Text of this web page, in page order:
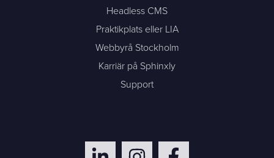
Headless CMS
Praktikplats eller LIA
Webbyrå Stockholm
Karriär på Sphinxly
Support